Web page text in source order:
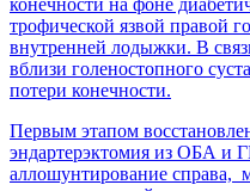
трофической язвой правой
внутренней лодыжки. В
вблизи голеностопного
потери конечности.
Первым этапом
эндартерэктомия из ОБА и
аллошунтирование справа,